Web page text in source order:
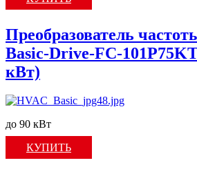
Преобразователь
Basic-Drive-FC-
кВт)
до 90 кВт
КУПИТЬ